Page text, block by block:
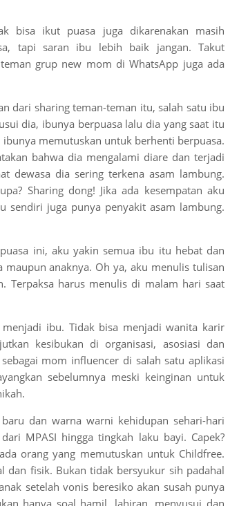
bisa ikut puasa juga dikarenakan masih
tapi saran ibu lebih baik jangan. Takut
grup new mom di WhatsApp juga ada
dari sharing teman-teman itu, salah satu ibu
dia, ibunya berpuasa lalu dia yang saat itu
memutuskan untuk berhenti berpuasa.
bahwa dia mengalami diare dan terjadi
dewasa dia sering terkena asam lambung.
Sharing dong! Jika ada kesempatan aku
sendiri juga punya penyakit asam lambung.
ini, aku yakin semua ibu itu hebat dan
anaknya. Oh ya, aku menulis tulisan
Terpaksa harus menulis di malam hari saat
ibu. Tidak bisa menjadi wanita karir
kesibukan di organisasi, asosiasi dan
mom influencer di salah satu aplikasi
sebelumnya meski keinginan untuk
dan warna warni kehidupan sehari-hari
MPASI hingga tingkah laku bayi. Capek?
orang yang memutuskan untuk Childfree.
dan fisik. Bukan tidak bersyukur sih padahal
setelah vonis beresiko akan susah punya
hanya soal hamil, lahiran, menyusui dan